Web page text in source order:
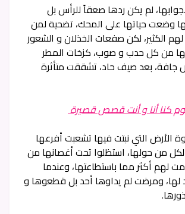
لم يكن ردها صعقاً للرأس بل
وضعت حياتها على المحك، تضحية لمن
الكثير، لكن صفعات الخذلان و الشعور
بها من كل حدب و صوب، كزخات المطر
جافة، بعد صيف حاد، تشققت متأثرة
كنا أنا و أنت قصص قصيرة
الأرض التي نبتت فيها تشعبت أفرعها
من حولها، استظلوا تحت أغصانها من
لهم أكثر مما باستطاعتها، وعندما
ومرضت لم يداوها أحد بل قطعوها و